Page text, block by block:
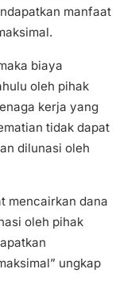
manfaat
biaya
oleh pihak
kerja yang
tidak dapat
dilunasi oleh
mencairkan dana
oleh pihak
ungkap